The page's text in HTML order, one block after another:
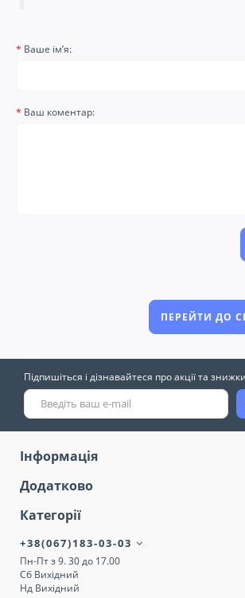
Ваше ім’я:
Ваш коментар:
ПЕРЕЙТИ ДО
Підпишіться і дізнавайтеся про акції та
Інформація
Додатково
Категорії
+38(067)183-03-03
Пн-Пт з 9. 30 до 17.00
Сб Вихідний
Нд Вихідний